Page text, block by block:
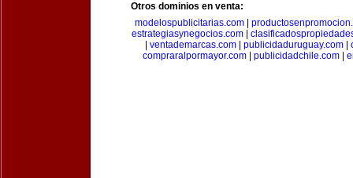
Otros dominios en venta:
modelospublicitarias.com
estrategiasynegocios.com|
ventademarcas.com publicidaduruguay.com
compraralpormayor.com| publicidadchile.com|